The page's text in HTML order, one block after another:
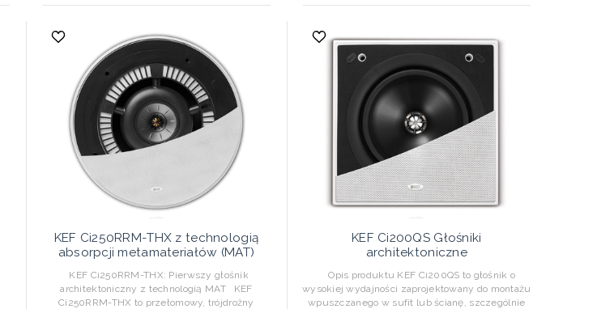
KEF Ci250RRM-THX z technologią
absorpcji metamateriałów (MAT)
KEF Ci250RRM-THX: Pierwszy głośnik
architektoniczny z technologią MAT KEF
Ci250RRM-THX to przełomowy, trójdrożny
KEF Ci200QS Głośniki
architektoniczne
Opis produktu KEF Ci200QS to głośnik o
wysokiej wydajności zaprojektowany do montażu
wpuszczanego w sufit lub ścianę, szczególnie